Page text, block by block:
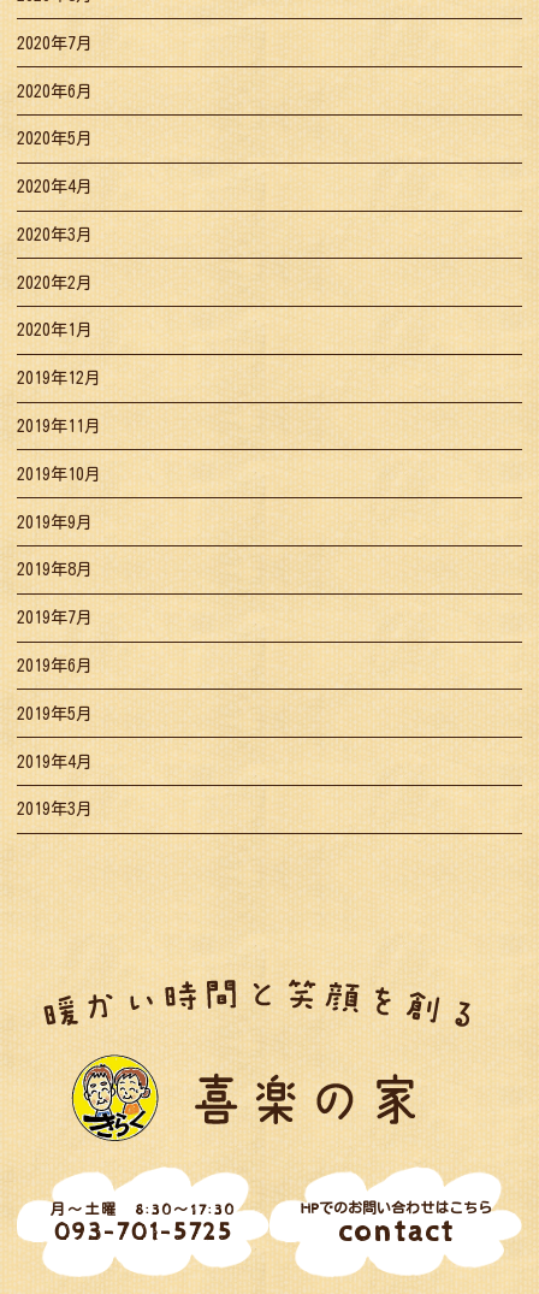
2020年7月
2020年6月
2020年5月
2020年4月
2020年3月
2020年2月
2020年1月
2019年12月
2019年11月
2019年10月
2019年9月
2019年8月
2019年7月
2019年6月
2019年5月
2019年4月
2019年3月
月～土曜 8:30～17:30
093-701-5725
HPでのお問い合わせはこちら
contact